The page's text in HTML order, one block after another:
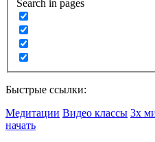
Search in pages
Быстрые ссылки:
Медитации Видео классы 3х
начать